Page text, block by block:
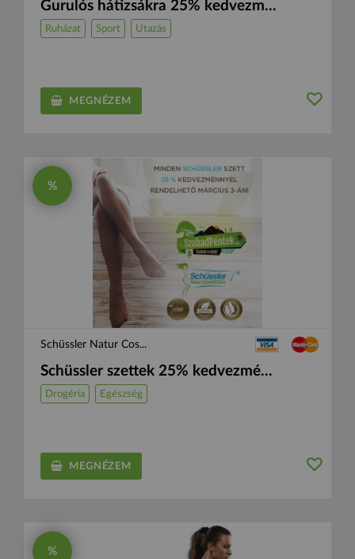
Gurulós hátizsákra 25% kedvezm...
Ruházat Sport Utazás
MEGNÉZEM
%
Schüssler Natur Cos...
Schüssler szettek 25% kedvezmé...
Drogéria Egészség
MEGNÉZEM
%